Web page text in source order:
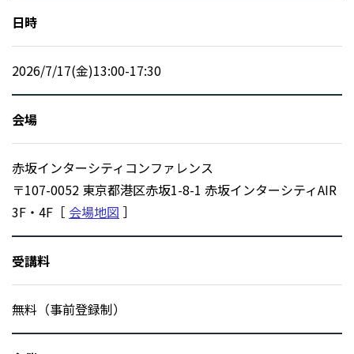
日時
2026/7/17(金)13:00-17:30
会場
赤坂インターシティコンファレンス
〒107-0052 東京都港区赤坂1-8-1 赤坂インターシティAIR
3F・4F［ 会場地図 ］
受講料
無料（事前登録制）